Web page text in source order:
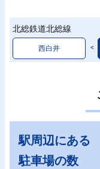
北総鉄道北総線
西白井
駅周辺にある
駐車場の数